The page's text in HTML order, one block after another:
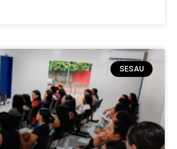
SESAU